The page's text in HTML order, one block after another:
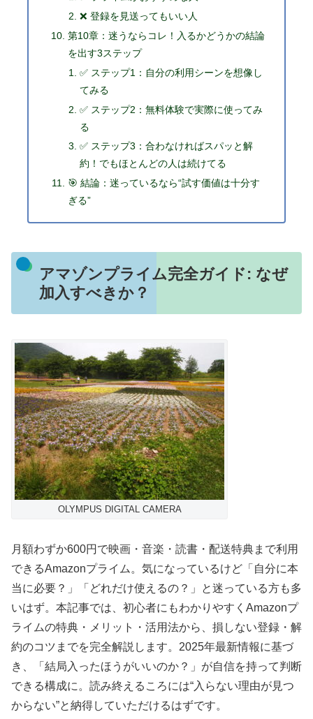
❌ 登録を見送ってもいい人
第10章：迷うならコレ！入るかどうかの結論
を出す3ステップ
✅ ステップ1：自分の利用シーンを想像し
てみる
✅ ステップ2：無料体験で実際に使ってみ
る
✅ ステップ3：合わなければスパッと解
約！でもほとんどの人は続けてる
🎯 結論：迷っているなら“試す価値は十分す
ぎる”
アマゾンプライム完全ガイド: なぜ
加入すべきか？
OLYMPUS DIGITAL CAMERA
月額わずか600円で映画・音楽・読書・配送特典まで利用
できるAmazonプライム。気になっているけど「自分に本
当に必要？」「どれだけ使えるの？」と迷っている方も多
いはず。本記事では、初心者にもわかりやすくAmazonプ
ライムの特典・メリット・活用法から、損しない登録・解
約のコツまでを完全解説します。2025年最新情報に基づ
き、「結局入ったほうがいいのか？」が自信を持って判断
できる構成に。読み終えるころには“入らない理由が見つ
からない”と納得していただけるはずです。